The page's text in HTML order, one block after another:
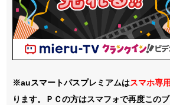
※auスマートパスプレミアムはスマホ専用
ります。ＰＣの方はスマフォで再度この